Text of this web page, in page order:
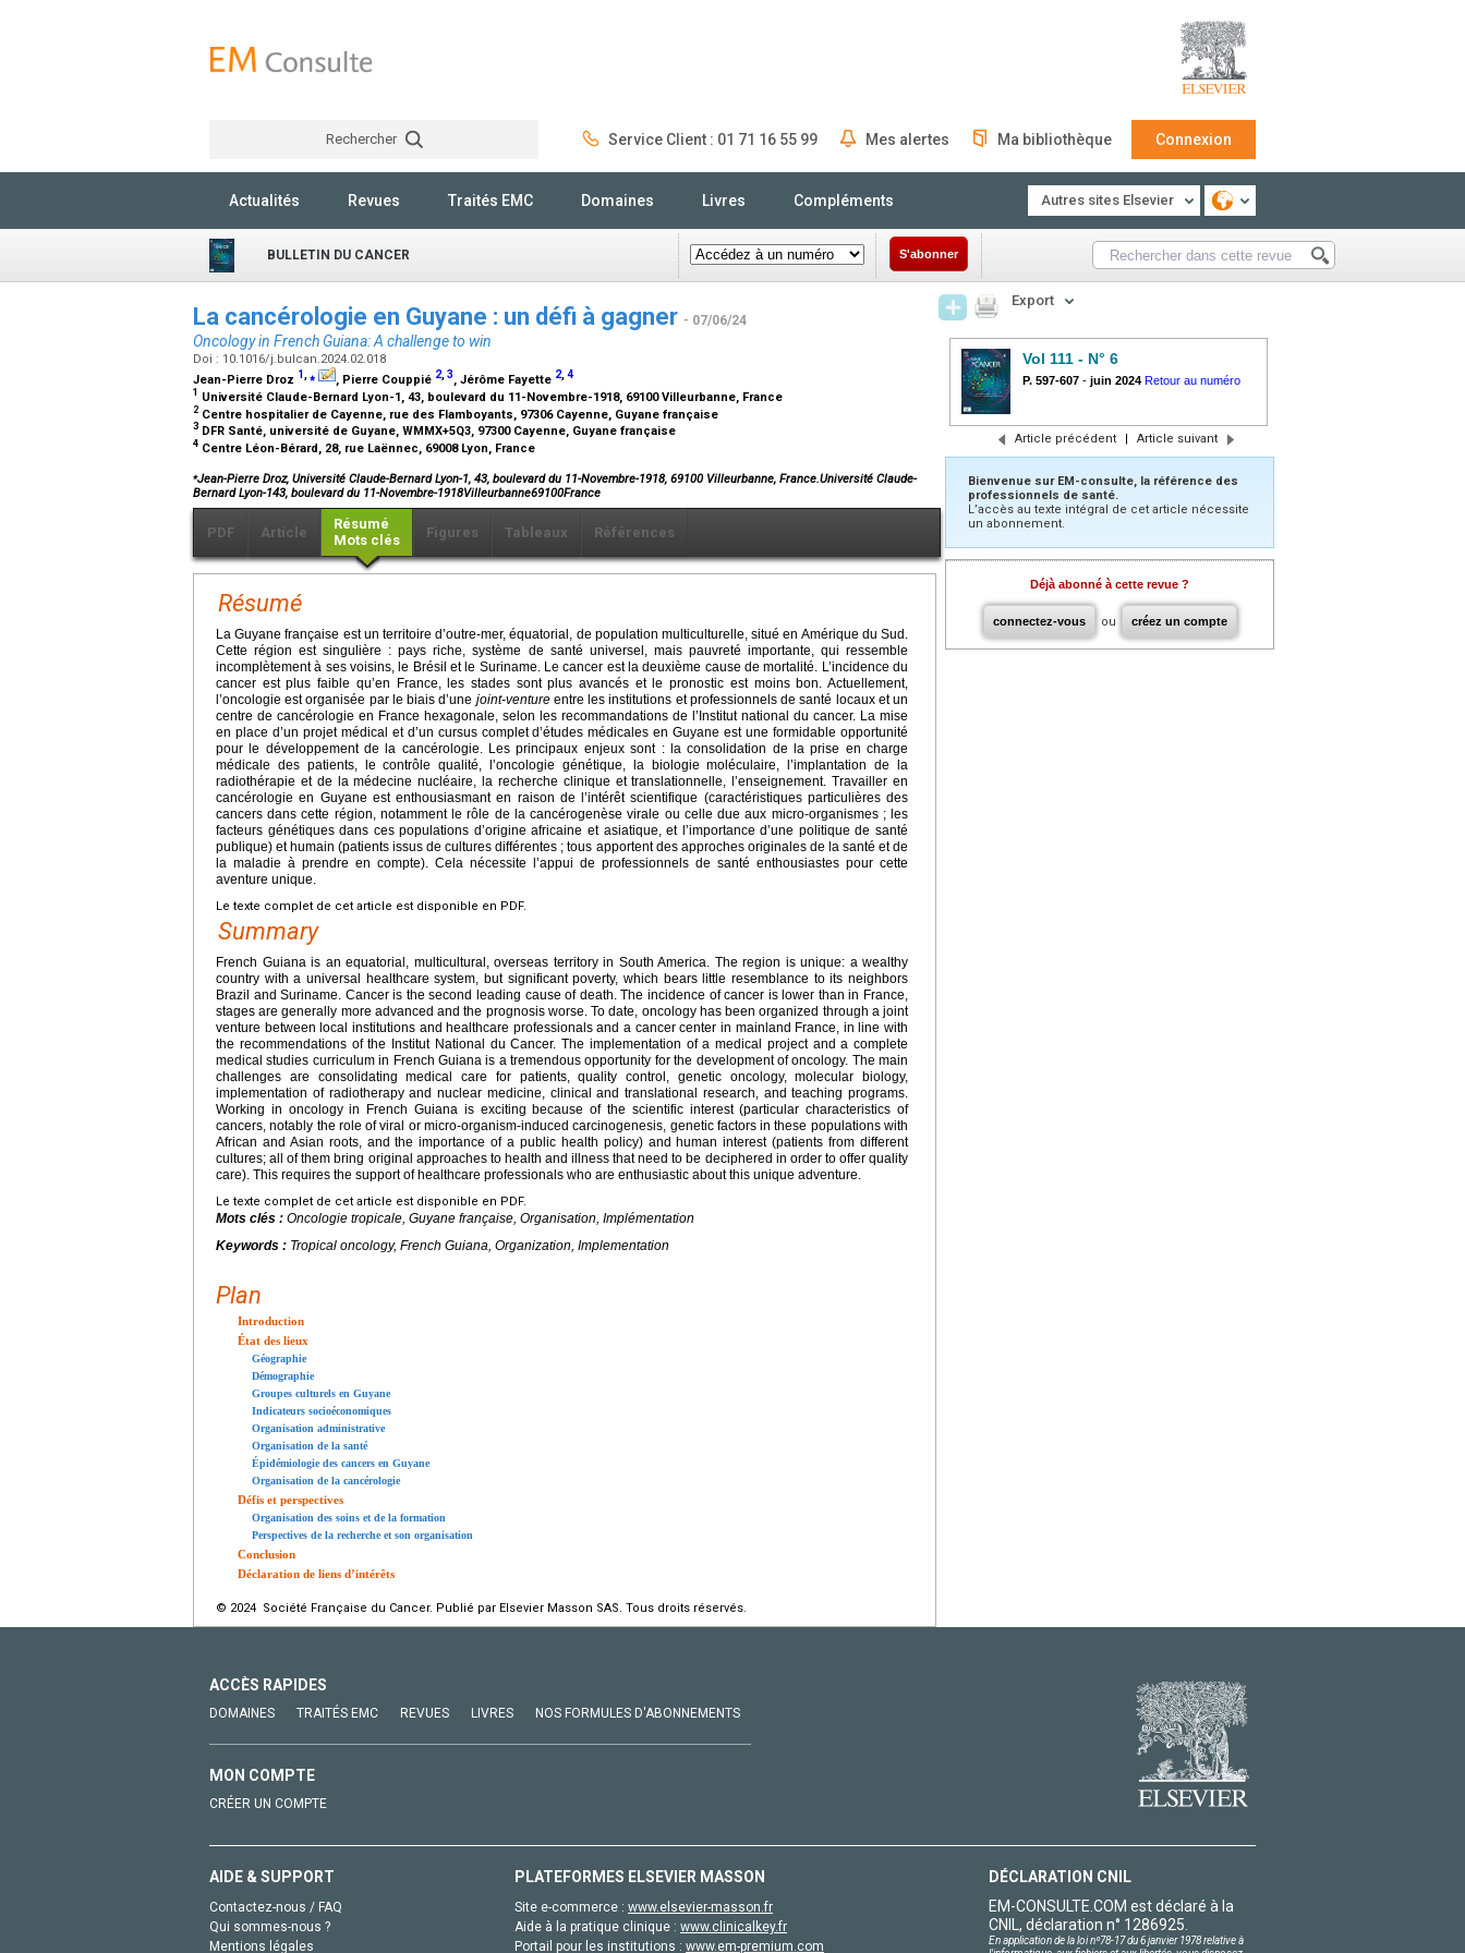
Rechercher Service Client : 01 71 16 55 99 Mes alertes Ma bibliothèque Connexion
Actualités Revues Traités EMC Domaines Livres Compléments Autres sites Elsevier
BULLETIN DU CANCER S'abonner
La cancérologie en Guyane : un défi à gagner - 07/06/24
Oncology in French Guiana: A challenge to win
Doi : 10.1016/j.bulcan.2024.02.018
Jean-Pierre Droz 1,⁎ , Pierre Couppié 2,3, Jérôme Fayette 2,4
1 Université Claude-Bernard Lyon-1, 43, boulevard du 11-Novembre-1918, 69100 Villeurbanne, France
2 Centre hospitalier de Cayenne, rue des Flamboyants, 97306 Cayenne, Guyane française
3 DFR Santé, université de Guyane, WMMX+5Q3, 97300 Cayenne, Guyane française
4 Centre Léon-Bérard, 28, rue Laënnec, 69008 Lyon, France
⁎Jean-Pierre Droz, Université Claude-Bernard Lyon-1, 43, boulevard du 11-Novembre-1918, 69100 Villeurbanne, France.Université Claude-
Bernard Lyon-143, boulevard du 11-Novembre-1918Villeurbanne69100France
PDF Article
Résumé
Mots clés
Figures Tableaux Références
Résumé
La Guyane française est un territoire d’outre-mer, équatorial, de population multiculturelle, situé en Amérique du Sud.
Cette région est singulière : pays riche, système de santé universel, mais pauvreté importante, qui ressemble
incomplètement à ses voisins, le Brésil et le Suriname. Le cancer est la deuxième cause de mortalité. L’incidence du
cancer est plus faible qu’en France, les stades sont plus avancés et le pronostic est moins bon. Actuellement,
l’oncologie est organisée par le biais d’une joint-ventureentre les institutions et professionnels de santé locaux et un
centre de cancérologie en France hexagonale, selon les recommandations de l’Institut national du cancer. La mise
en place d’un projet médical et d’un cursus complet d’études médicales en Guyane est une formidable opportunité
pour le développement de la cancérologie. Les principaux enjeux sont : la consolidation de la prise en charge
médicale des patients, le contrôle qualité, l’oncologie génétique, la biologie moléculaire, l’implantation de la
radiothérapie et de la médecine nucléaire, la recherche clinique et translationnelle, l’enseignement. Travailler en
cancérologie en Guyane est enthousiasmant en raison de l’intérêt scientifique (caractéristiques particulières des
cancers dans cette région, notamment le rôle de la cancérogenèse virale ou celle due aux micro-organismes ; les
facteurs génétiques dans ces populations d’origine africaine et asiatique, et l’importance d’une politique de santé
publique) et humain (patients issus de cultures différentes ; tous apportent des approches originales de la santé et de
la maladie à prendre en compte). Cela nécessite l’appui de professionnels de santé enthousiastes pour cette
aventure unique.
Le texte complet de cet article est disponible en PDF.
Summary
French Guiana is an equatorial, multicultural, overseas territory in South America. The region is unique: a wealthy
country with a universal healthcare system, but significant poverty, which bears little resemblance to its neighbors
Brazil and Suriname. Cancer is the second leading cause of death. The incidence of cancer is lower than in France,
stages are generally more advanced and the prognosis worse. To date, oncology has been organized through a joint
venture between local institutions and healthcare professionals and a cancer center in mainland France, in line with
the recommendations of the Institut National du Cancer. The implementation of a medical project and a complete
medical studies curriculum in French Guiana is a tremendous opportunity for the development of oncology. The main
challenges are consolidating medical care for patients, quality control, genetic oncology, molecular biology,
implementation of radiotherapy and nuclear medicine, clinical and translational research, and teaching programs.
Working in oncology in French Guiana is exciting because of the scientific interest (particular characteristics of
cancers, notably the role of viral or micro-organism-induced carcinogenesis, genetic factors in these populations with
African and Asian roots, and the importance of a public health policy) and human interest (patients from different
cultures; all of them bring original approaches to health and illness that need to be deciphered in order to offer quality
care). This requires the support of healthcare professionals who are enthusiastic about this unique adventure.
Le texte complet de cet article est disponible en PDF.
Mots clés : Oncologie tropicale, Guyane française, Organisation, Implémentation
Keywords : Tropical oncology, French Guiana, Organization, Implementation
Plan
Introduction
État des lieux
Géographie
Démographie
Groupes culturels en Guyane
Indicateurs socioéconomiques
Organisation administrative
Organisation de la santé
Épidémiologie des cancers en Guyane
Organisation de la cancérologie
Défis et perspectives
Organisation des soins et de la formation
Perspectives de la recherche et son organisation
Conclusion
Déclaration de liens d’intérêts
© 2024 Société Française du Cancer. Publié par Elsevier Masson SAS. Tous droits réservés.
Export
Vol 111 - N° 6
P. 597-607 - juin 2024 Retour au numéro
Article précédent | Article suivant
Bienvenue sur EM-consulte, la référence des
professionnels de santé.
L’accès au texte intégral de cet article nécessite
un abonnement.
Déjà abonné à cette revue ?
connectez-vous ou créez un compte
ACCÈS RAPIDES
DOMAINES TRAITÉS EMC REVUES LIVRES NOS FORMULES D'ABONNEMENTS
MON COMPTE
CRÉER UN COMPTE
AIDE & SUPPORT
Contactez-nous / FAQ
Qui sommes-nous ?
Mentions légales
PLATEFORMES ELSEVIER MASSON
Site e-commerce : www.elsevier-masson.fr
Aide à la pratique clinique : www.clinicalkey.fr
Portail pour les institutions : www.em-premium.com
DÉCLARATION CNIL
EM-CONSULTE.COM est déclaré à la
CNIL, déclaration n° 1286925.
En application de la loi nº78-17 du 6 janvier 1978 relative à